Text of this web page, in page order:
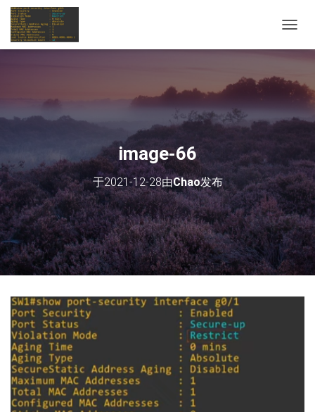
换
image-66
于2021-12-28由Chao发布